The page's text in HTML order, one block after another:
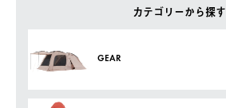
カテゴリーから探す
GEAR